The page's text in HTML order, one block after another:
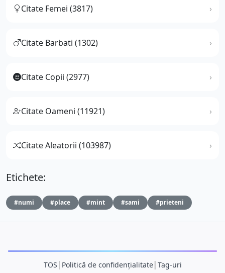
Citate Femei (3817)
Citate Barbati (1302)
Citate Copii (2977)
Citate Oameni (11921)
Citate Aleatorii (103987)
Etichete:
#numi #place #mint #sami #prieteni
TOS Politică de confidențialitate│ Tag-uri